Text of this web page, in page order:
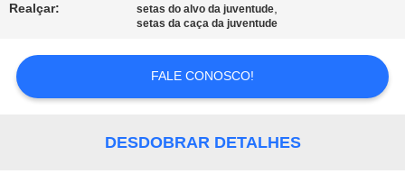
PEÇA
UMAS
CITAÇÕES
Realçar: setas do alvo da juventude,
setas da caça da juventude
FALE CONOSCO!
DESDOBRAR DETALHES